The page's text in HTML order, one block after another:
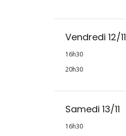
Vendredi 12/11
16h30
20h30
Samedi 13/11
16h30